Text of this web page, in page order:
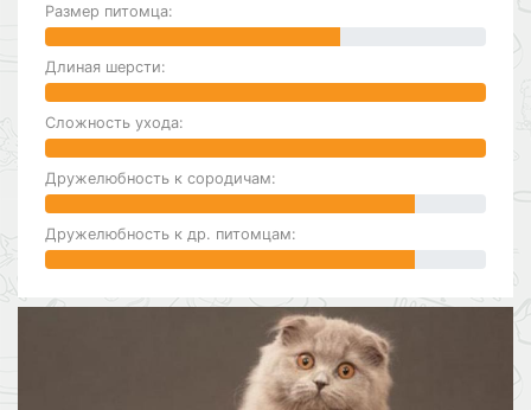
Размер питомца:
Длиная шерсти:
Сложность ухода:
Дружелюбность к сородичам:
Дружелюбность к др. питомцам: